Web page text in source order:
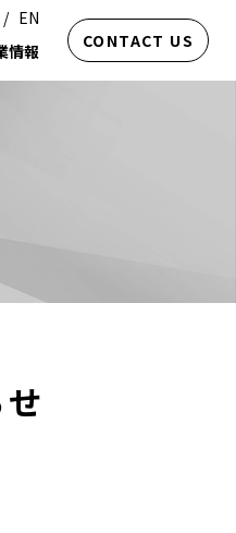
EN
情報
CONTACT US